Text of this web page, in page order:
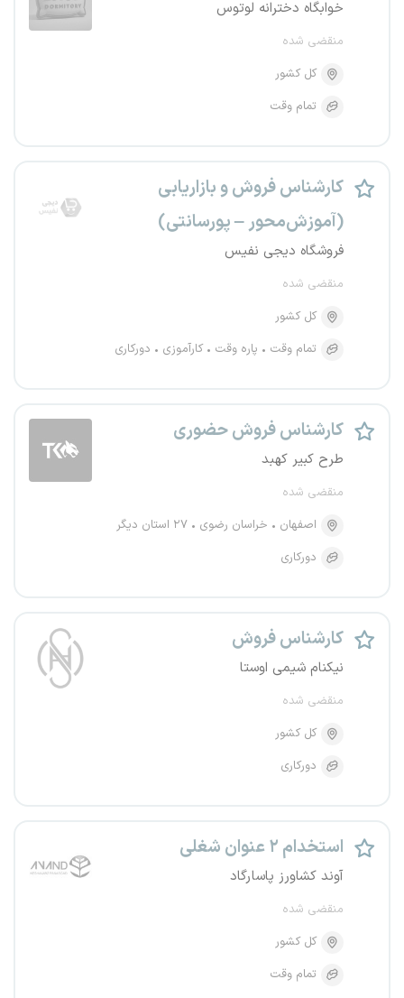
خوابگاه دخترانه لوتوس
منقضی شده
کل کشور
تمام وقت
کارشناس فروش و بازاریابی
(آموزش‌محور – پورسانتی)
فروشگاه دیجی نفیس
منقضی شده
کل کشور
تمام وقت
پاره وقت کارآموزی دورکاری
کارشناس فروش حضوری
طرح کبیر کهبد
منقضی شده
اصفهان
خراسان رضوی
۲۷ استان دیگر
دورکاری
کارشناس فروش
نیکنام شیمی اوستا
منقضی شده
کل کشور
دورکاری
استخدام ۲ عنوان شغلی
آوند کشاورز پاسارگاد
منقضی شده
کل کشور
تمام وقت